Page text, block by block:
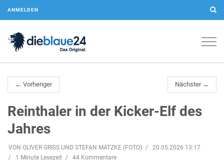
ANMELDEN
← Vorheriger Nächster →
Reinthaler in der Kicker-Elf des
Jahres
VON OLIVER GRISS UND STEFAN MATZKE (FOTO)
20.05.2026 13:17
1 Minute Lesezeit
44 Kommentare